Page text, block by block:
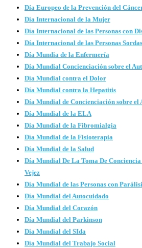
Día Europeo de la Prevención del
Día Internacional de la Mujer
Día Internacional de las Personas con
Día Internacional de las Personas Sordas
Día Mundia de la Enfermería
Día Mundial Concienciación sobre el
Día Mundial contra el Dolor
Día Mundial contra la Hepatitis
Día Mundial de Concienciación sobre el
Día Mundial de la ELA
Día Mundial de la Fibromialgia
Día Mundial de la Fisioterapia
Día Mundial de la Salud
Día Mundial De La Toma De
Vejez
Día Mundial de las Personas con
Día Mundial del Autocuidado
Día Mundial del Corazón
Día Mundial del Parkinson
Dia Mundial del SIda
Día Mundial del Trabajo Social